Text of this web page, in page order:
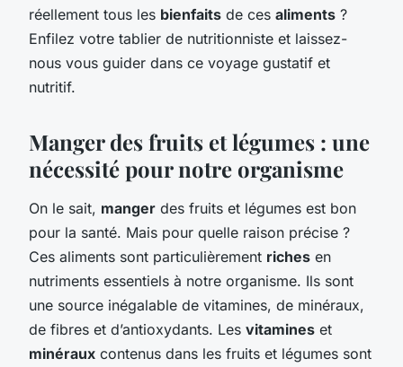
réellement tous les bienfaits de ces aliments ?
Enfilez votre tablier de nutritionniste et laissez-
nous vous guider dans ce voyage gustatif et
nutritif.
Manger des fruits et légumes : une
nécessité pour notre organisme
On le sait, manger des fruits et légumes est bon
pour la santé. Mais pour quelle raison précise ?
Ces aliments sont particulièrement riches en
nutriments essentiels à notre organisme. Ils sont
une source inégalable de vitamines, de minéraux,
de fibres et d’antioxydants. Les vitamines et
minéraux contenus dans les fruits et légumes sont